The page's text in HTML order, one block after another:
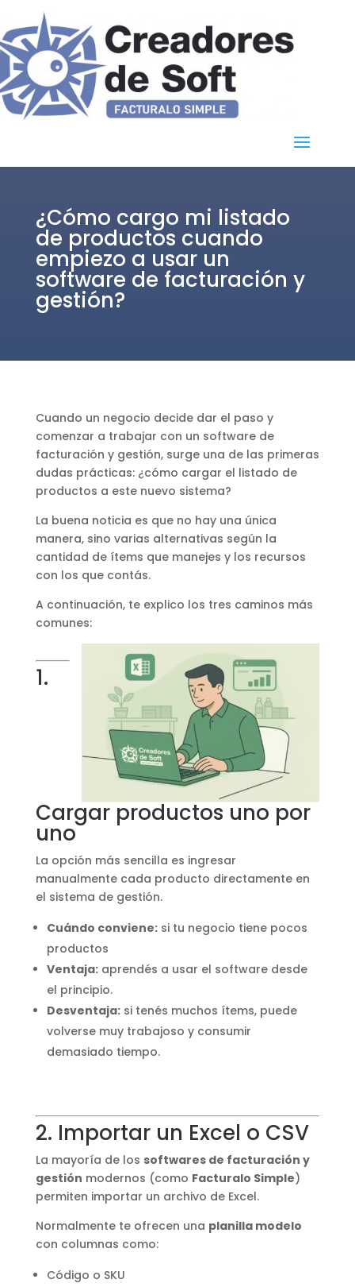
¿Cómo cargo mi listado
de productos cuando
empiezo a usar un
software de facturación y
gestión?
Cuando un negocio decide dar el paso y
comenzar a trabajar con un software de
facturación y gestión, surge una de las primeras
dudas prácticas: ¿cómo cargar el listado de
productos a este nuevo sistema?
La buena noticia es que no hay una única
manera, sino varias alternativas según la
cantidad de ítems que manejes y los recursos
con los que contás.
A continuación, te explico los tres caminos más
comunes:
1.
Cargar productos uno por
uno
La opción más sencilla es ingresar
manualmente cada producto directamente en
el sistema de gestión.
Cuándo conviene:si tu negocio tiene pocos
productos
Ventaja:aprendés a usar el software desde
el principio.
Desventaja:si tenés muchos ítems, puede
volverse muy trabajoso y consumir
demasiado tiempo.
2. Importar un Excel o CSV
La mayoría de los softwares de facturación y
gestión modernos (como Facturalo Simple)
permiten importar un archivo de Excel.
Normalmente te ofrecen una planilla modelo
con columnas como:
Código o SKU